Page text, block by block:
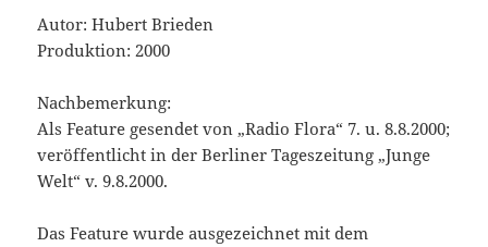
Autor: Hubert Brieden
Produktion: 2000
Nachbemerkung:
Als Feature gesendet von „Radio Flora“ 7. u. 8.8.2000;
veröffentlicht in der Berliner Tageszeitung „Junge
Welt“ v. 9.8.2000.
Das Feature wurde ausgezeichnet mit dem